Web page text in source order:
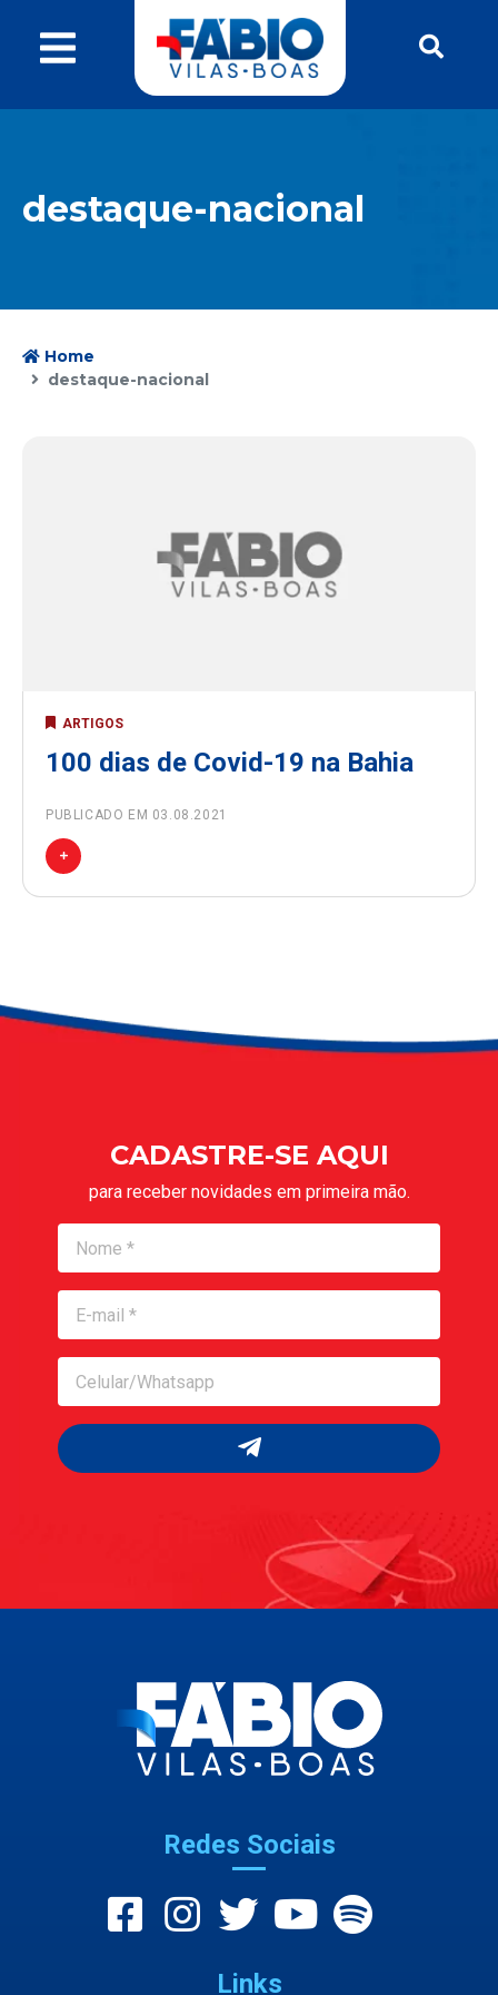
destaque-nacional
Home
destaque-nacional
ARTIGOS
100 dias de Covid-19 na Bahia
PUBLICADO EM 03.08.2021
CADASTRE-SE AQUI
para receber novidades em primeira mão.
Redes Sociais
Links